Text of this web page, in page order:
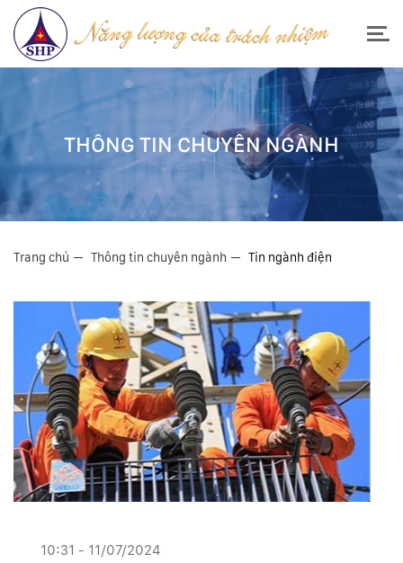
THÔNG TIN CHUYÊN NGÀNH
Trang chủ Thông tin chuyên ngành Tin ngành điện
10:31 - 11/07/2024